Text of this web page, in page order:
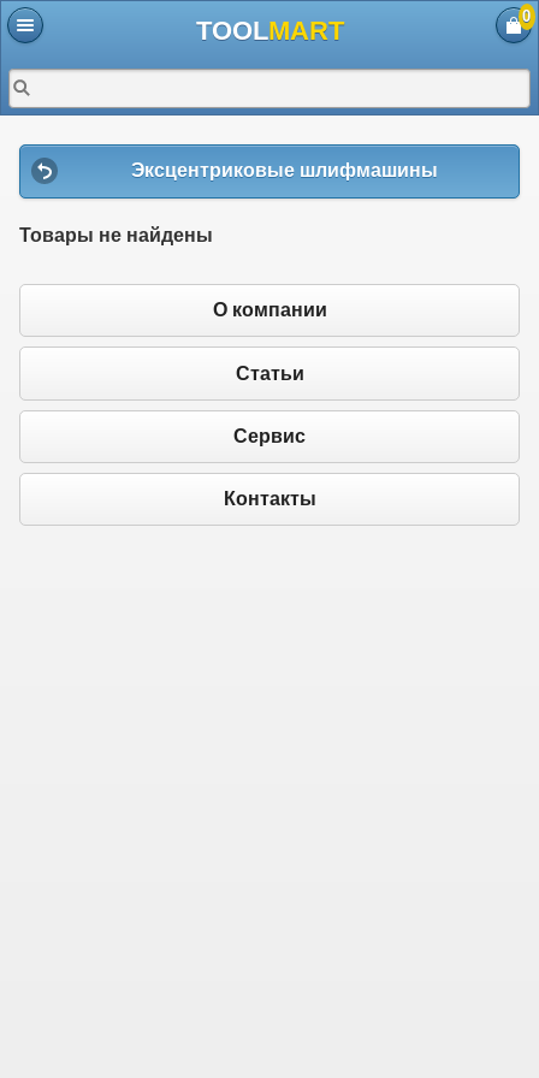
TOOLMART 0
Эксцентриковые шлифмашины
Товары не найдены
О компании
Статьи
Сервис
Контакты